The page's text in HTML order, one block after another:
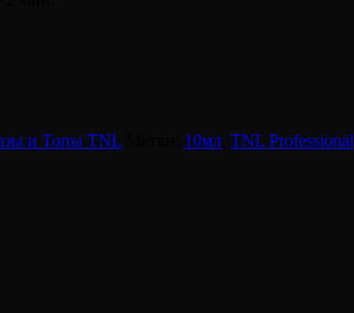
и Топы TNL 10мл TNL Professional